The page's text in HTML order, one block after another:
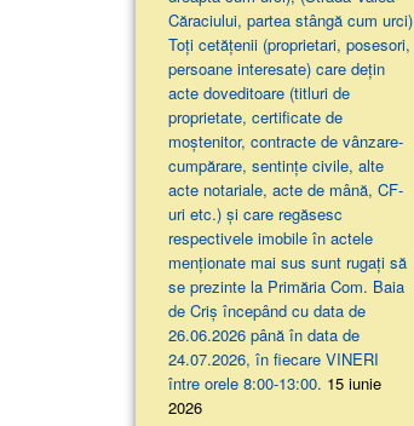
Căraciului, partea stângă cum urci)
Toți cetățenii (proprietari, posesori,
persoane interesate) care dețin
acte doveditoare (titluri de
proprietate, certificate de
moștenitor, contracte de vânzare-
cumpărare, sentințe civile, alte
acte notariale, acte de mână, CF-
uri etc.) și care regăsesc
respectivele imobile în actele
menționate mai sus sunt rugați să
se prezinte la Primăria Com. Baia
de Criș începând cu data de
26.06.2026 până în data de
24.07.2026, în fiecare VINERI
între orele 8:00-13:00. 15 iunie
2026